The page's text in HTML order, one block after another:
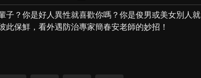
子？你是好人異性就喜歡你嗎？你是俊男或美女別人就
保鮮，看外遇防治專家簡春安老師的妙招！